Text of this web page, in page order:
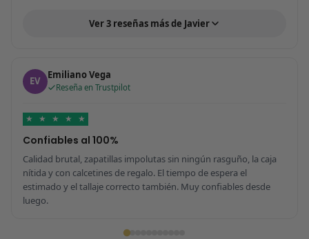
Ver 3 reseñas más de Javier
EV Emiliano Vega
Reseña en Trustpilot
★ ★ ★ ★ ★
Confiables al 100%
Calidad brutal, zapatillas impolutas sin ningún rasguño, la caja
nítida y con calcetines de regalo. El tiempo de espera el
estimado y el tallaje correcto también. Muy confiables desde
luego.